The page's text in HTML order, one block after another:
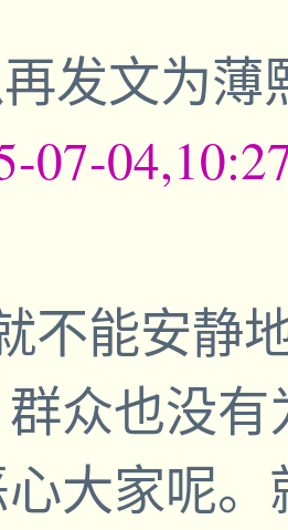
发文为
07-
不能安静
众也没
大家呢